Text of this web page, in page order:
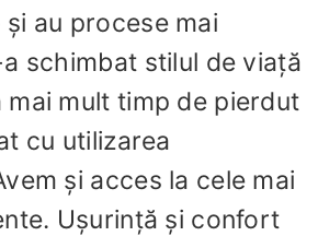
au procese mai
schimbat stilul de viață
mai mult timp de pierdut
cu utilizarea
și acces la cele mai
Ușurință și confort